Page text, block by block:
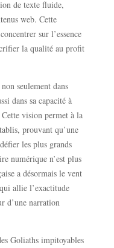
de texte fluide,
web. Cette
sur l’essence
la qualité au profit
seulement dans
dans sa capacité à
vision permet à la
prouvant qu’une
les plus grands
numérique n’est plus
a désormais le vent
allie l’exactitude
d’une narration
Goliaths impitoyables